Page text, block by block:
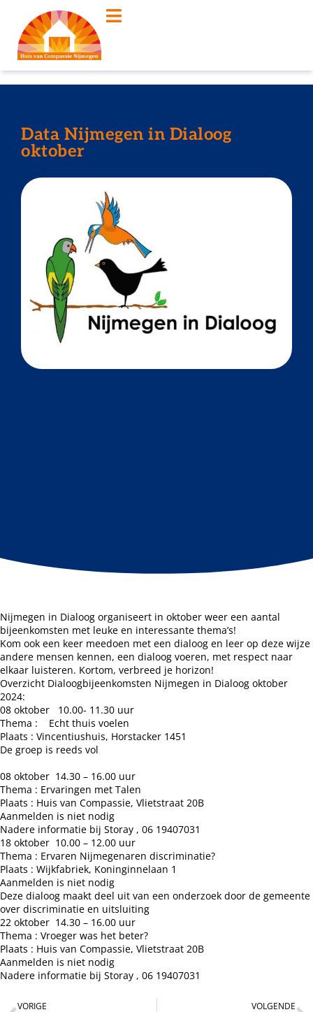
Data Nijmegen in Dialoog
oktober
Nijmegen in Dialoog organiseert in oktober weer een aantal
bijeenkomsten met leuke en interessante thema’s!
Kom ook een keer meedoen met een dialoog en leer op deze wijze
andere mensen kennen, een dialoog voeren, met respect naar
elkaar luisteren. Kortom, verbreed je horizon!
Overzicht Dialoogbijeenkomsten Nijmegen in Dialoog oktober
2024:
08 oktober 10.00- 11.30 uur
Thema : Echt thuis voelen
Plaats : Vincentiushuis, Horstacker 1451
De groep is reeds vol
08 oktober 14.30 – 16.00 uur
Thema : Ervaringen met Talen
Plaats : Huis van Compassie, Vlietstraat 20B
Aanmelden is niet nodig
Nadere informatie bij Storay , 06 19407031
18 oktober 10.00 – 12.00 uur
Thema : Ervaren Nijmegenaren discriminatie?
Plaats : Wijkfabriek, Koninginnelaan 1
Aanmelden is niet nodig
Deze dialoog maakt deel uit van een onderzoek door de gemeente
over discriminatie en uitsluiting
22 oktober 14.30 – 16.00 uur
Thema : Vroeger was het beter?
Plaats : Huis van Compassie, Vlietstraat 20B
Aanmelden is niet nodig
Nadere informatie bij Storay , 06 19407031
VORIGE VOLGENDE